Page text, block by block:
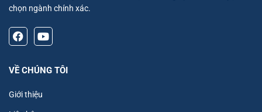
chọn ngành chính xác.
VỀ CHÚNG TÔI
Giới thiệu